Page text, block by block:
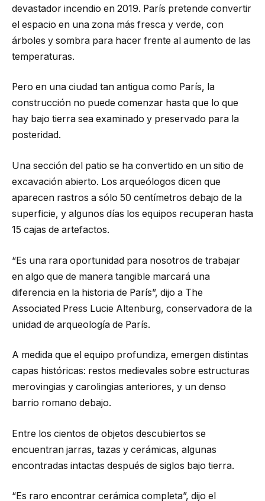
devastador incendio en 2019. París pretende convertir
el espacio en una zona más fresca y verde, con
árboles y sombra para hacer frente al aumento de las
temperaturas.
Pero en una ciudad tan antigua como París, la
construcción no puede comenzar hasta que lo que
hay bajo tierra sea examinado y preservado para la
posteridad.
Una sección del patio se ha convertido en un sitio de
excavación abierto. Los arqueólogos dicen que
aparecen rastros a sólo 50 centímetros debajo de la
superficie, y algunos días los equipos recuperan hasta
15 cajas de artefactos.
“Es una rara oportunidad para nosotros de trabajar
en algo que de manera tangible marcará una
diferencia en la historia de París”, dijo a The
Associated Press Lucie Altenburg, conservadora de la
unidad de arqueología de París.
A medida que el equipo profundiza, emergen distintas
capas históricas: restos medievales sobre estructuras
merovingias y carolingias anteriores, y un denso
barrio romano debajo.
Entre los cientos de objetos descubiertos se
encuentran jarras, tazas y cerámicas, algunas
encontradas intactas después de siglos bajo tierra.
“Es raro encontrar cerámica completa”, dijo el